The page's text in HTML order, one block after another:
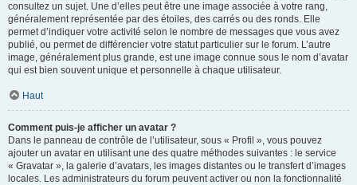
consultez un sujet. Une d’elles peut être une image associée à votre rang,
généralement représentée par des étoiles, des carrés ou des ronds. Elle
permet d’indiquer votre activité selon le nombre de messages que vous avez
publié, ou permet de différencier votre statut particulier sur le forum. L’autre
image, généralement plus grande, est une image connue sous le nom d’avatar
qui est bien souvent unique et personnelle à chaque utilisateur.
Haut
Comment puis-je afficher un avatar ?
Dans le panneau de contrôle de l’utilisateur, sous « Profil », vous pouvez
ajouter un avatar en utilisant une des quatre méthodes suivantes : le service
« Gravatar », la galerie d’avatars, les images distantes ou le transfert d’images
locales. Les administrateurs du forum peuvent activer ou non la fonctionnalité